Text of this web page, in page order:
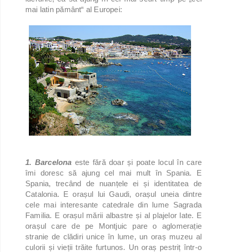
mai latin pământ“ al Europei:
1. Barcelona este fără doar și poate locul în care
îmi doresc să ajung cel mai mult în Spania. E
Spania, trecând de nuanțele ei și identitatea de
Catalonia. E orașul lui Gaudi, orașul uneia dintre
cele mai interesante catedrale din lume Sagrada
Familia. E orașul mării albastre și al plajelor late. E
orașul care de pe Montjuic pare o aglomerație
stranie de clădiri unice în lume, un oraș muzeu al
culorii și vieții trăite furtunos. Un oraș pestriț într-o